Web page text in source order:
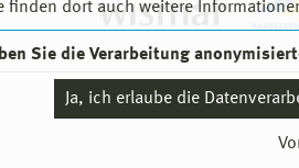
finden dort auch weitere
Sie die Verarbeitung
Ja, ich erlaube die